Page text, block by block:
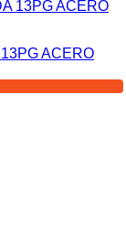
ACERO